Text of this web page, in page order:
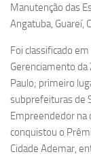
Manutenção das
Angatuba, Guareí,
Foi classificado
Gerenciamento da
Paulo; primeiro
subprefeituras de
Empreendedor na
conquistou o
Cidade Ademar,